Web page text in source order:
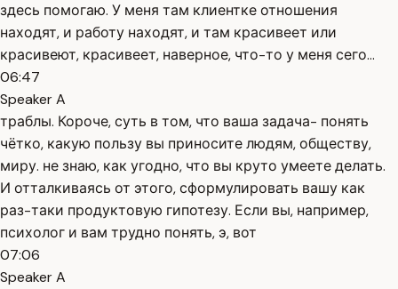
здесь помогаю. У меня там клиентке отношения
находят, и работу находят, и там красивеет или
красивеют, красивеет, наверное, что-то у меня сего...
06:47
Speaker A
траблы. Короче, суть в том, что ваша задача- понять
чётко, какую пользу вы приносите людям, обществу,
миру. не знаю, как угодно, что вы круто умеете делать.
И отталкиваясь от этого, сформулировать вашу как
раз-таки продуктовую гипотезу. Если вы, например,
психолог и вам трудно понять, э, вот
07:06
Speaker A